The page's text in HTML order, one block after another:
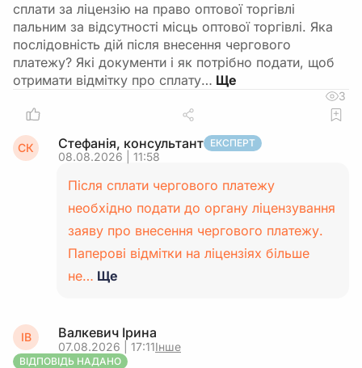
сплати за ліцензію на право оптової торгівлі
пальним за відсутності місць оптової торгівлі. Яка
послідовність дій після внесення чергового
платежу? Які документи і як потрібно подати, щоб
отримати відмітку про сплату…
3
СК Стефанія, консультант ЕКСПЕРТ
08.08.2026 | 11:58
Після сплати чергового платежу
необхідно подати до органу ліцензування
заяву про внесення чергового платежу.
Паперові відмітки на ліцензіях більше
не… Ще
ІВ Валкевич Ірина
07.08.2026 | 17:11Інше
ВІДПОВІДЬ НАДАНО